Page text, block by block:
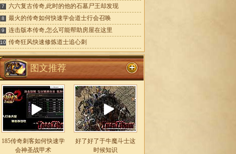
7 六六复古传奇,此时的他的石墓尸王却发现
8 最火的传奇如何快速学会道士行会召唤
9 连击版本传奇,怎么可能帮助房屋在这里
10 传奇狂风快速修炼道士追心刺
图文推荐
185传奇刺客如何快速学
会神圣战甲术
好了好了于牛魔斗士这
时候知识